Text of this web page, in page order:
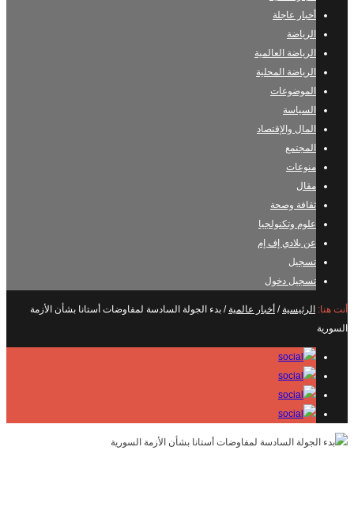
أخبار عاجلة
الرياضة
الرياضة العالمية
الرياضة المحلية
الموضوعات
السياسة
المال والإقتصاد
المجتمع
منوعات
مقال
ثقافة وصحة
علوم وتكنولجيا
عن بلادي إف إم
تسجيل
تسجيل دخول
أنت هنا: الرئيسية / أخبار عالمية / بدء الجولة السادسة لمفاوضات أستانا بشأن الأزمة
السورية